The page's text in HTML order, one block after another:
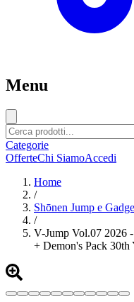
Menu
Categorie
OfferteChi SiamoAccedi
Home
/
Shōnen Jump e
/
V-Jump Vol.07 2026
+ Demon's Pack 30th